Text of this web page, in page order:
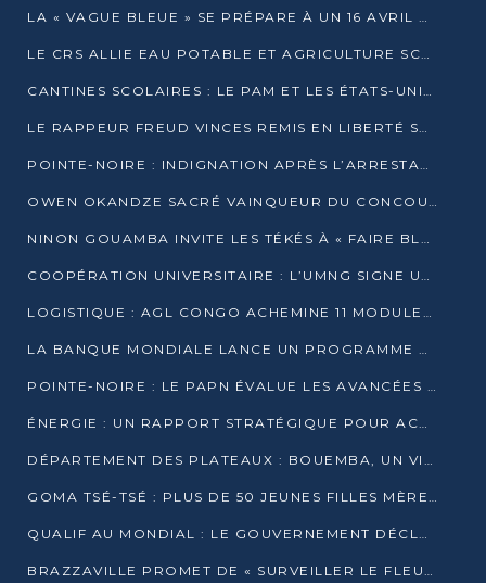
LA « VAGUE BLEUE » SE PRÉPARE À UN 16 AVRIL HISTORIQUE
LE CRS ALLIE EAU POTABLE ET AGRICULTURE SCOLAIRE AU CŒUR DE LA TRANSFORMATION DES ÉCOLES RURALES
CANTINES SCOLAIRES : LE PAM ET LES ÉTATS-UNIS AU CONTACT DES ÉCOLIERS DE KINKALA
LE RAPPEUR FREUD VINCES REMIS EN LIBERTÉ SOUS PRESSION MÉDIATIQUE
POINTE-NOIRE : INDIGNATION APRÈS L’ARRESTATION DU RAPPEUR FREUD VINCES
OWEN OKANDZE SACRÉ VAINQUEUR DU CONCOURS SLAM POUR LA VIE
NINON GOUAMBA INVITE LES TÉKÉS À « FAIRE BLOC » POUR PESER DANS LE DÉBAT NATIONAL
COOPÉRATION UNIVERSITAIRE : L’UMNG SIGNE UN ACCORD STRATÉGIQUE AVEC L’UNIVERSITÉ HAINAN EN CHINE
LOGISTIQUE : AGL CONGO ACHEMINE 11 MODULES GÉANTS JUSQU’À BRAZZAVILLE
LA BANQUE MONDIALE LANCE UN PROGRAMME DE 394 MILLIONS DE DOLLARS POUR LE BASSIN DU CONGO
POINTE-NOIRE : LE PAPN ÉVALUE LES AVANCÉES DU MÔLE EST
ÉNERGIE : UN RAPPORT STRATÉGIQUE POUR ACCÉLÉRER LA TRANSITION AU CONGO
DÉPARTEMENT DES PLATEAUX : BOUEMBA, UN VIVIER ÉCONOMIQUE PRÊT À EXPLOSER
GOMA TSÉ-TSÉ : PLUS DE 50 JEUNES FILLES MÈRES SENSIBILISÉES À LA SANTÉ SEXUELLE
QUALIF AU MONDIAL : LE GOUVERNEMENT DÉCLARE LA JOURNÉE DU 1ER AVRIL 2026 CHÔMÉE ET PAYÉE
BRAZZAVILLE PROMET DE « SURVEILLER LE FLEUVE » APRÈS LA QUALIFICATION DE LA RDC AU MONDIAL